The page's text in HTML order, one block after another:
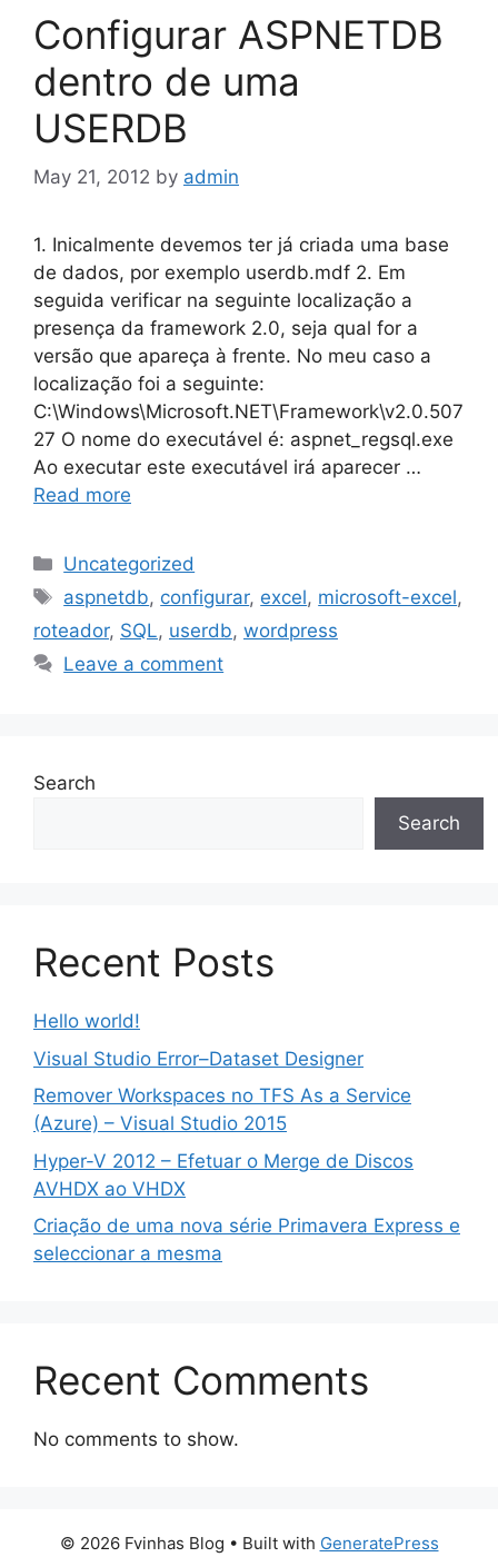
Configurar ASPNETDB
dentro de uma
USERDB
May 21, 2012 by admin
1. Inicalmente devemos ter já criada uma base
de dados, por exemplo userdb.mdf 2. Em
seguida verificar na seguinte localização a
presença da framework 2.0, seja qual for a
versão que apareça à frente. No meu caso a
localização foi a seguinte:
C:\Windows\Microsoft.NET\Framework\v2.0.507
27 O nome do executável é: aspnet_regsql.exe
Ao executar este executável irá aparecer …
Read more
Categories
Uncategorized
Tags
aspnetdb, configurar, excel, microsoft-excel,
roteador, SQL, userdb, wordpress
Leave a comment
Search
Search
Recent Posts
Hello world!
Visual Studio Error–Dataset Designer
Remover Workspaces no TFS As a Service
(Azure) – Visual Studio 2015
Hyper-V 2012 – Efetuar o Merge de Discos
AVHDX ao VHDX
Criação de uma nova série Primavera Express e
seleccionar a mesma
Recent Comments
No comments to show.
© 2026 Fvinhas Blog • Built with GeneratePress